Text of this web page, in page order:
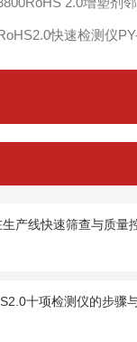
快速检测仪
十项检测仪的步骤